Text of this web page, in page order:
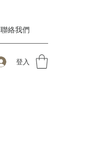
聯絡我們
登入